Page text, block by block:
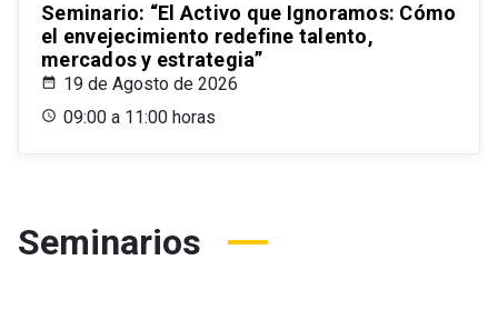
Seminario: “El Activo que Ignoramos: Cómo
el envejecimiento redefine talento,
mercados y estrategia”
19 de Agosto de 2026
09:00 a 11:00 horas
Seminarios